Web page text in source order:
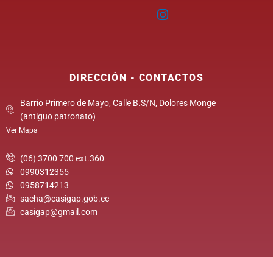
DIRECCIÓN - CONTACTOS
Barrio Primero de Mayo, Calle B.S/N, Dolores Monge
(antiguo patronato)
Ver Mapa
(06) 3700 700 ext.360
0990312355
0958714213
sacha@casigap.gob.ec
casigap@gmail.com